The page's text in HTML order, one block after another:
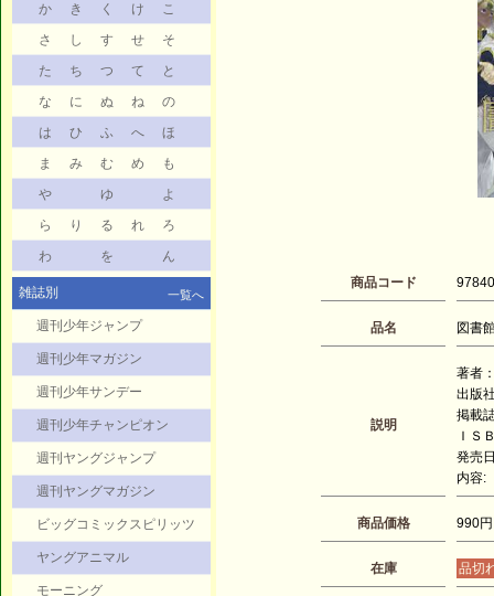
か
き く け
こ
さ
し す せ
そ
た
ち つ て
と
な
に ぬ ね
の
は
ひ ふ へ
ほ
ま
み む め
も
や
ゆ
よ
ら
り る れ
ろ
わ
を ん
雑誌別 一覧へ
週刊少年ジャンプ
週刊少年マガジン
週刊少年サンデー
週刊少年チャンピオン
週刊ヤングジャンプ
週刊ヤングマガジン
ビッグコミックスピリッツ
ヤングアニマル
モーニング
商品コード
品名 図書
説明
著者
出版
掲載
ＩＳ
発売
内容:
商品価格 990円
在庫 品切